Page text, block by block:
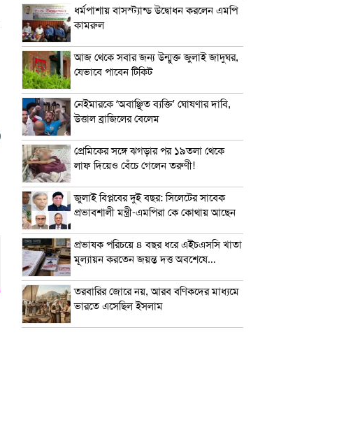
ধর্মপাশায় বাসস্ট্যান্ড উদ্বোধন করলেন এমপি
কামরুল
আজ থেকে সবার জন্য উন্মুক্ত জুলাই জাদুঘর,
যেভাবে পাবেন টিকিট
নেইমারকে ‘অবাঞ্ছিত ব্যক্তি’ ঘোষণার দাবি,
উত্তাল ব্রাজিলের বেলেম
প্রেমিকের সঙ্গে ঝগড়ার পর ১৯তলা থেকে
লাফ দিয়েও বেঁচে গেলেন তরুণী!
জুলাই বিপ্লবের দুই বছর: সিলেটের সাবেক
প্রভাবশালী মন্ত্রী-এমপিরা কে কোথায় আছেন
প্রভাষক পরিচয়ে ৪ বছর ধরে এইচএসসি খাতা
মূল্যায়ন করতেন জয়ন্ত দত্ত অবশেষে…
তরবারির জোরে নয়, আরব বণিকদের মাধ্যমে
ভারতে এসেছিল ইসলাম